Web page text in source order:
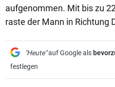
aufgenommen. Mit bis zu
raste der Mann in Richtung
"Heute"auf Google als
festlegen